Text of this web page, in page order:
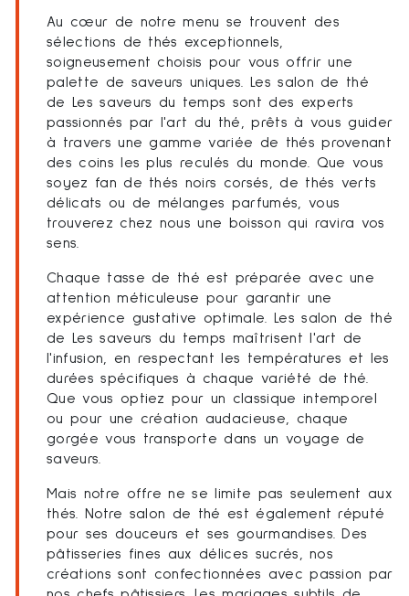
Au cœur de notre menu se trouvent des
sélections de thés exceptionnels,
soigneusement choisis pour vous offrir une
palette de saveurs uniques. Les salon de thé
de Les saveurs du temps sont des experts
passionnés par l'art du thé, prêts à vous guider
à travers une gamme variée de thés provenant
des coins les plus reculés du monde. Que vous
soyez fan de thés noirs corsés, de thés verts
délicats ou de mélanges parfumés, vous
trouverez chez nous une boisson qui ravira vos
sens.
Chaque tasse de thé est préparée avec une
attention méticuleuse pour garantir une
expérience gustative optimale. Les salon de thé
de Les saveurs du temps maîtrisent l'art de
l'infusion, en respectant les températures et les
durées spécifiques à chaque variété de thé.
Que vous optiez pour un classique intemporel
ou pour une création audacieuse, chaque
gorgée vous transporte dans un voyage de
saveurs.
Mais notre offre ne se limite pas seulement aux
thés. Notre salon de thé est également réputé
pour ses douceurs et ses gourmandises. Des
pâtisseries fines aux délices sucrés, nos
créations sont confectionnées avec passion par